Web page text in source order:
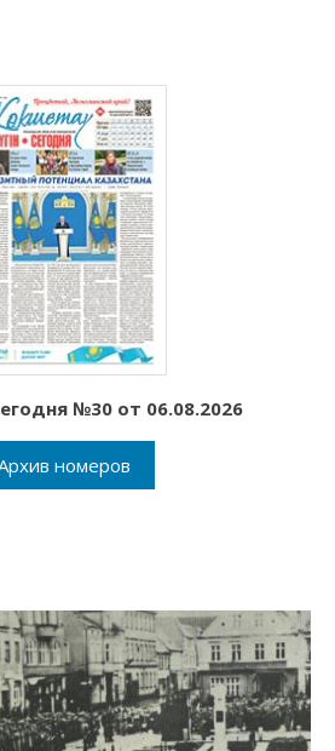
№30 от 06.08.2026
номеров